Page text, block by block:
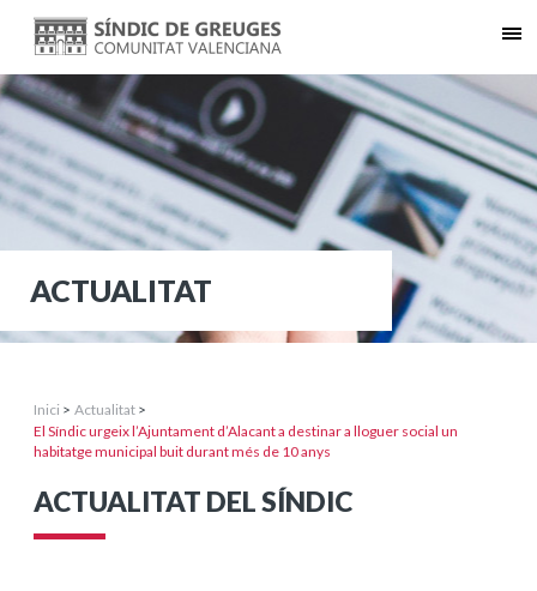
ACTUALITAT
Inici > Actualitat >
El Síndic urgeix l’Ajuntament d’Alacant a destinar a lloguer social un
habitatge municipal buit durant més de 10 anys
ACTUALITAT DEL SÍNDIC